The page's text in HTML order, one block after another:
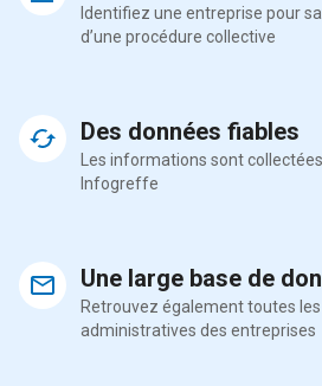
Identifiez une entreprise pour
d’une procédure collective
Des données fiables
Les informations sont
Infogreffe
Une large base de
Retrouvez également toutes
administratives des entreprises